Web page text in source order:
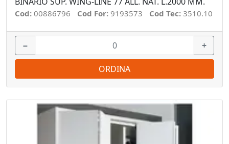
Cod: 00886796 Cod For: 9193573 Cod Tec: 3510.10
− +
ORDINA